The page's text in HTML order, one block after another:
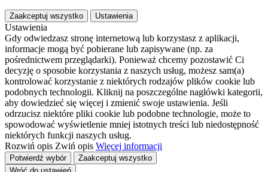
Zaakceptuj wszystko Ustawienia
Ustawienia
Gdy odwiedzasz stronę internetową lub korzystasz z aplikacji,
informacje mogą być pobierane lub zapisywane (np. za
pośrednictwem przeglądarki). Ponieważ chcemy pozostawić Ci
decyzję o sposobie korzystania z naszych usług, możesz sam(a)
kontrolować korzystanie z niektórych rodzajów plików cookie lub
podobnych technologii. Kliknij na poszczególne nagłówki kategorii,
aby dowiedzieć się więcej i zmienić swoje ustawienia. Jeśli
odrzucisz niektóre pliki cookie lub podobne technologie, może to
spowodować wyświetlenie mniej istotnych treści lub niedostępność
niektórych funkcji naszych usług.
Rozwiń opis Zwiń opis Więcej informacji
Potwierdź wybór
Zaakceptuj wszystko